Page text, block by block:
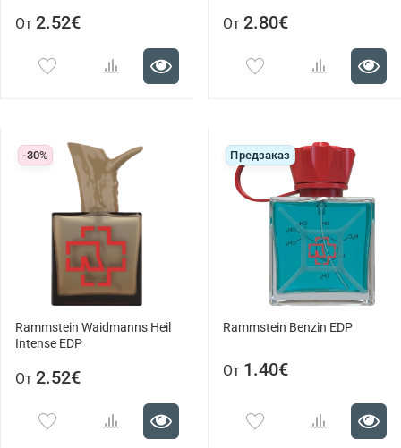
От 2.52€ От 2.80€
-30%
Rammstein Waidmanns Heil
Intense EDP
От 2.52€
Предзаказ
Rammstein Benzin EDP
От 1.40€